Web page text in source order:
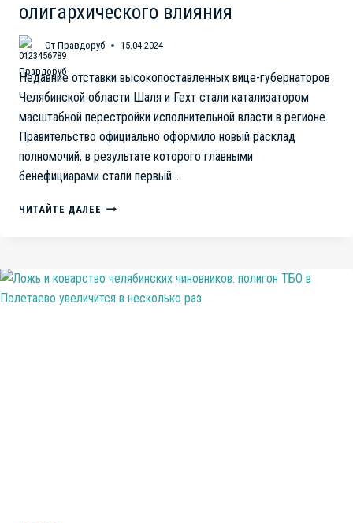
олигархического влияния
От Правдоруб 15.04.2024
Недавние отставки высокопоставленных вице-губернаторов
Челябинской области Шаля и Гехт стали катализатором
масштабной перестройки исполнительной власти в регионе.
Правительство официально оформило новый расклад
полномочий, в результате которого главными
бенефициарами стали первый…
ЧИТАЙТЕ ДАЛЕЕ ТЕКТОНИЧЕСКИЕ
ЗАВЕРШЕНИЕ
ЭПОХИ